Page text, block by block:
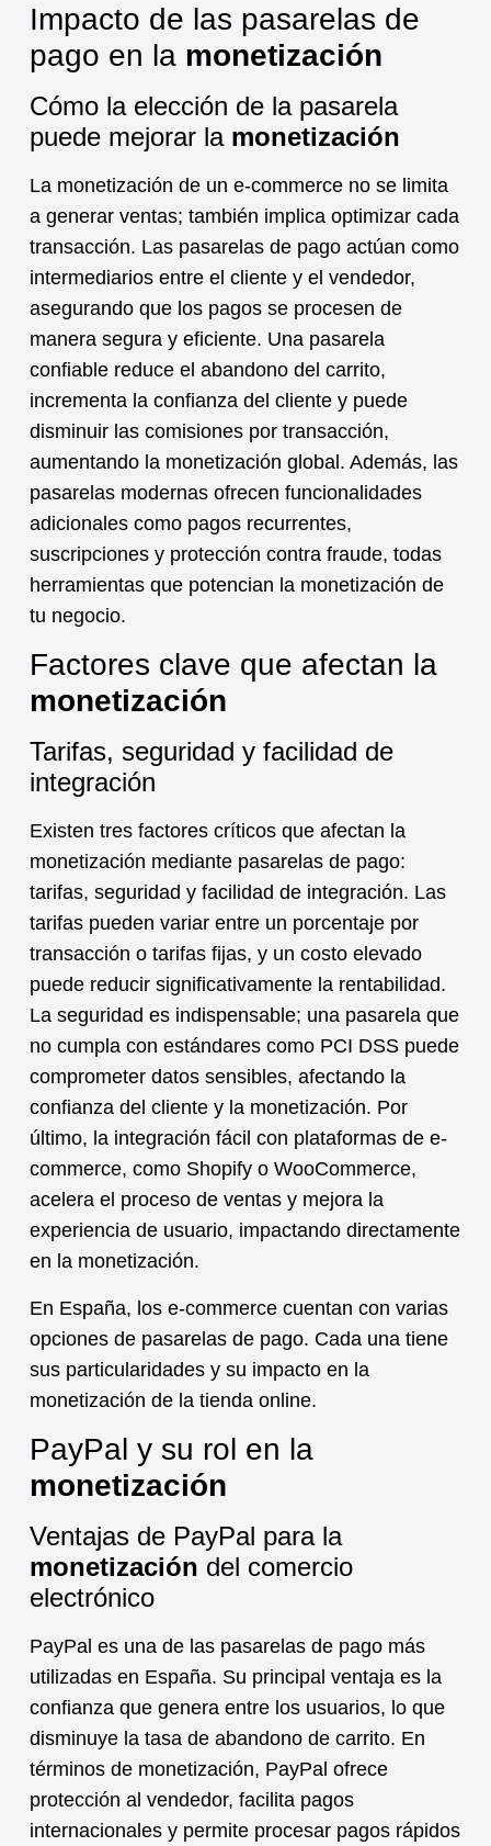
Impacto de las pasarelas de
pago en la monetización
Cómo la elección de la pasarela
puede mejorar la monetización
La monetización de un e-commerce no se limita
a generar ventas; también implica optimizar cada
transacción. Las pasarelas de pago actúan como
intermediarios entre el cliente y el vendedor,
asegurando que los pagos se procesen de
manera segura y eficiente. Una pasarela
confiable reduce el abandono del carrito,
incrementa la confianza del cliente y puede
disminuir las comisiones por transacción,
aumentando la monetización global. Además, las
pasarelas modernas ofrecen funcionalidades
adicionales como pagos recurrentes,
suscripciones y protección contra fraude, todas
herramientas que potencian la monetización de
tu negocio.
Factores clave que afectan la
monetización
Tarifas, seguridad y facilidad de
integración
Existen tres factores críticos que afectan la
monetización mediante pasarelas de pago:
tarifas, seguridad y facilidad de integración. Las
tarifas pueden variar entre un porcentaje por
transacción o tarifas fijas, y un costo elevado
puede reducir significativamente la rentabilidad.
La seguridad es indispensable; una pasarela que
no cumpla con estándares como PCI DSS puede
comprometer datos sensibles, afectando la
confianza del cliente y la monetización. Por
último, la integración fácil con plataformas de e-
commerce, como Shopify o WooCommerce,
acelera el proceso de ventas y mejora la
experiencia de usuario, impactando directamente
en la monetización.
En España, los e-commerce cuentan con varias
opciones de pasarelas de pago. Cada una tiene
sus particularidades y su impacto en la
monetización de la tienda online.
PayPal y su rol en la
monetización
Ventajas de PayPal para la
monetización del comercio
electrónico
PayPal es una de las pasarelas de pago más
utilizadas en España. Su principal ventaja es la
confianza que genera entre los usuarios, lo que
disminuye la tasa de abandono de carrito. En
términos de monetización, PayPal ofrece
protección al vendedor, facilita pagos
internacionales y permite procesar pagos rápidos